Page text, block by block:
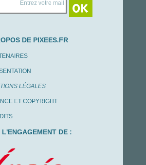
DE PIXEES.FR
LÉGALES
ET COPYRIGHT
L'ENGAGEMENT DE :